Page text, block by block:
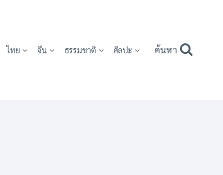
ไทย จีน ธรรมชาติ ศิลปะ ค้นหา